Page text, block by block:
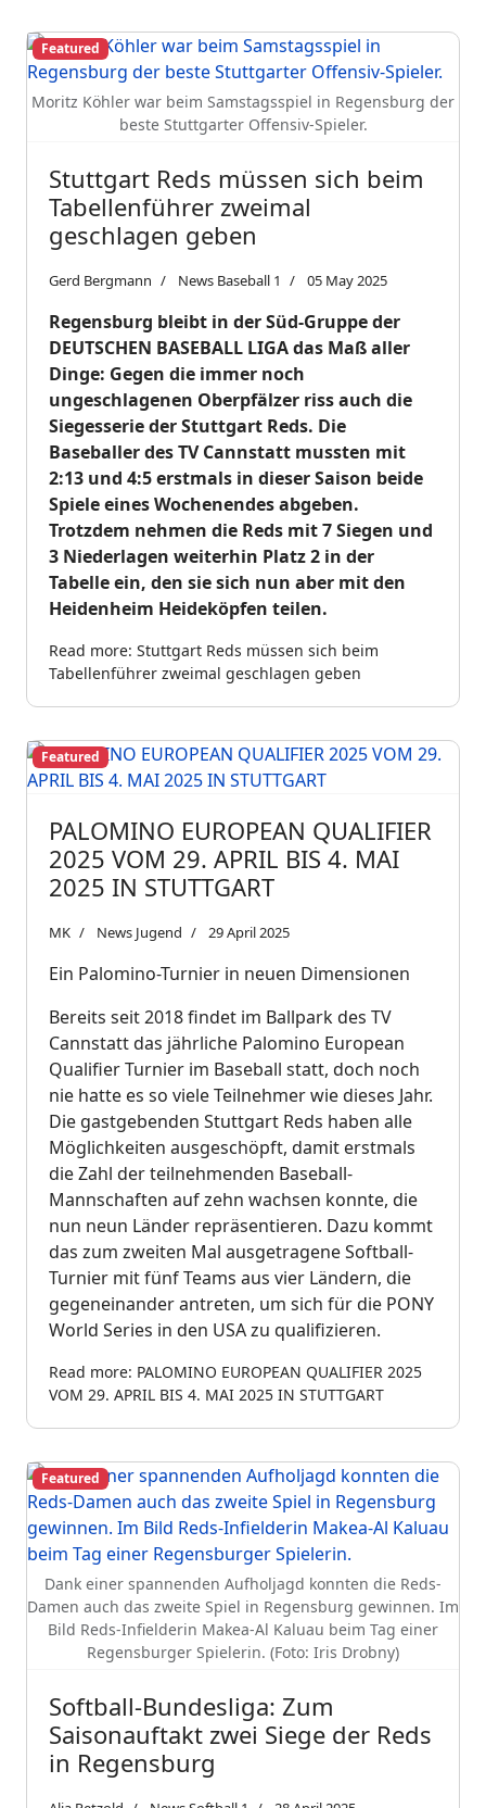
Moritz Köhler war beim Samstagsspiel in Regensburg der
beste Stuttgarter Offensiv-Spieler.
Featured
Stuttgart Reds müssen sich beim
Tabellenführer zweimal
geschlagen geben
Gerd Bergmann News Baseball 1 05 May 2025
Regensburg bleibt in der Süd-Gruppe der
DEUTSCHEN BASEBALL LIGA das Maß aller
Dinge: Gegen die immer noch
ungeschlagenen Oberpfälzer riss auch die
Siegesserie der Stuttgart Reds. Die
Baseballer des TV Cannstatt mussten mit
2:13 und 4:5 erstmals in dieser Saison beide
Spiele eines Wochenendes abgeben.
Trotzdem nehmen die Reds mit 7 Siegen und
3 Niederlagen weiterhin Platz 2 in der
Tabelle ein, den sie sich nun aber mit den
Heidenheim Heideköpfen teilen.
Read more: Stuttgart Reds müssen sich beim
Tabellenführer zweimal geschlagen geben
Featured
PALOMINO EUROPEAN QUALIFIER
2025 VOM 29. APRIL BIS 4. MAI
2025 IN STUTTGART
MK News Jugend 29 April 2025
Ein Palomino-Turnier in neuen Dimensionen
Bereits seit 2018 findet im Ballpark des TV
Cannstatt das jährliche Palomino European
Qualifier Turnier im Baseball statt, doch noch
nie hatte es so viele Teilnehmer wie dieses Jahr.
Die gastgebenden Stuttgart Reds haben alle
Möglichkeiten ausgeschöpft, damit erstmals
die Zahl der teilnehmenden Baseball-
Mannschaften auf zehn wachsen konnte, die
nun neun Länder repräsentieren. Dazu kommt
das zum zweiten Mal ausgetragene Softball-
Turnier mit fünf Teams aus vier Ländern, die
gegeneinander antreten, um sich für die PONY
World Series in den USA zu qualifizieren.
Read more: PALOMINO EUROPEAN QUALIFIER 2025
VOM 29. APRIL BIS 4. MAI 2025 IN STUTTGART
Dank einer spannenden Aufholjagd konnten die Reds-
Damen auch das zweite Spiel in Regensburg gewinnen. Im
Bild Reds-Infielderin Makea-Al Kaluau beim Tag einer
Regensburger Spielerin. (Foto: Iris Drobny)
Featured
Softball-Bundesliga: Zum
Saisonauftakt zwei Siege der Reds
in Regensburg